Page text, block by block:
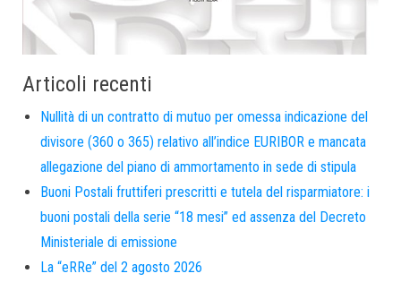
Articoli recenti
Nullità di un contratto di mutuo per omessa indicazione del
divisore (360 o 365) relativo all’indice EURIBOR e mancata
allegazione del piano di ammortamento in sede di stipula
Buoni Postali fruttiferi prescritti e tutela del risparmiatore: i
buoni postali della serie “18 mesi” ed assenza del Decreto
Ministeriale di emissione
La “eRRe” del 2 agosto 2026